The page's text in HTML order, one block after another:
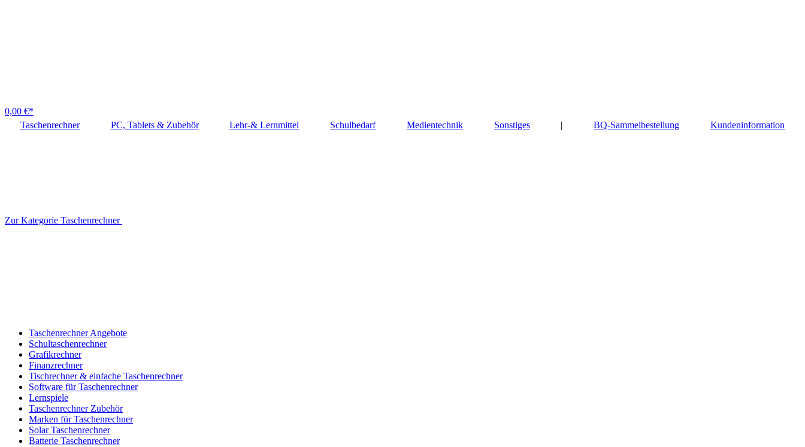
0,00 €*
Taschenrechner
PC, Tablets & Zubehör Lehr-& Lernmittel Schulbedarf Medientechnik Sonstiges | BQ-Sammelbestellung Kundeninformation
Zur Kategorie Taschenrechner
Taschenrechner Angebote
Schultaschenrechner
Grafikrechner
Finanzrechner
Tischrechner & einfache Taschenrechner
Software für Taschenrechner
Lernspiele
Taschenrechner Zubehör
Marken für Taschenrechner
Solar Taschenrechner
Batterie Taschenrechner